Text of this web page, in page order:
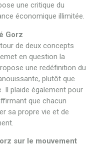
une critique du
économique illimitée.
Gorz
de deux concepts
en question la
une redéfinition du
plutôt que
Il plaide également pour
que chacun
sa propre vie et de
sur le mouvement